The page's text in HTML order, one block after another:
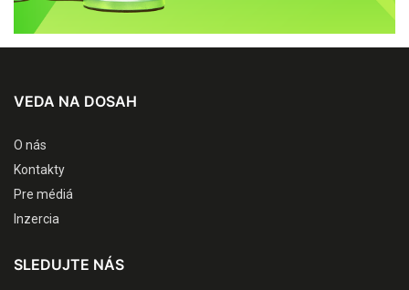
VEDA NA DOSAH
O nás
Kontakty
Pre médiá
Inzercia
SLEDUJTE NÁS